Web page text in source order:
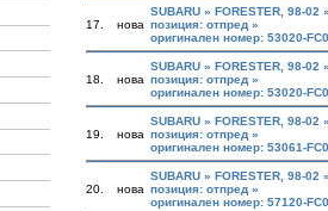
17. нова
SUBARU » FORESTER, 98-02
позиция: отпред »
оригинален номер: 53020-
18. нова
SUBARU » FORESTER, 98-02
позиция: отпред »
оригинален номер: 53020-
19. нова
SUBARU » FORESTER, 98-02
позиция: отпред »
оригинален номер: 53061-
20. нова
SUBARU » FORESTER, 98-
позиция: отпред »
оригинален номер: 57120-